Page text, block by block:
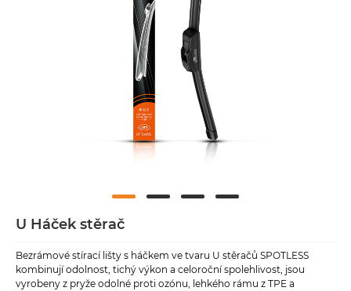
U Háček stěrač
Bezrámové stírací lišty s háčkem ve tvaru U stěračů SPOTLESS
kombinují odolnost, tichý výkon a celoroční spolehlivost, jsou
vyrobeny z pryže odolné proti ozónu, lehkého rámu z TPE a